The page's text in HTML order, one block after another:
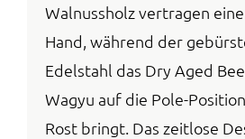
Walnussholz vertragen
Hand, während der
Edelstahl das Dry Aged
Wagyu auf die Pole-
Rost bringt. Das zeitlose